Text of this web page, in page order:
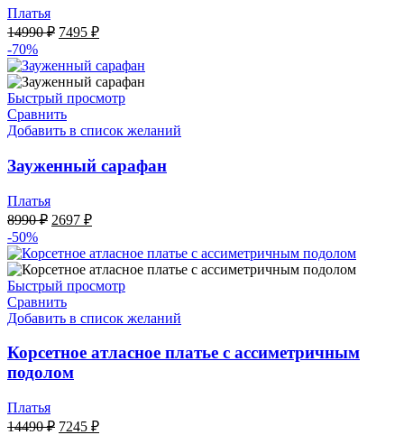
Платья
14990₽ Первоначальная
составляла
14990 ₽.
7495 ₽Текущая
7495 ₽.
-70%
Быстрый просмотр
Сравнить
Добавить в список желаний
Зауженный сарафан
Платья
8990₽ Первоначальная
составляла
8990 ₽.
2697 ₽Текущая
2697 ₽.
-50%
Быстрый просмотр
Сравнить
Добавить в список желаний
Корсетное атласное платье с ассиметричным
подолом
Платья
14490₽ Первоначальная
7245 ₽Текущая